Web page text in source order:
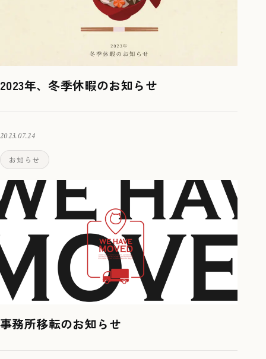
2023年、冬季休暇のお知らせ
2023.07.24
お知らせ
事務所移転のお知らせ